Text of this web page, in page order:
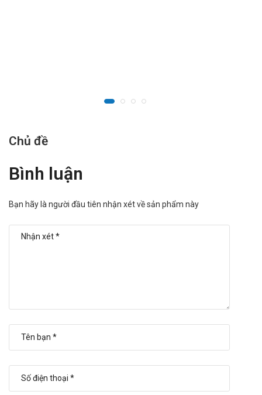
Empaone 25
Chủ đề
Bình luận
Bạn hãy là người đầu tiên nhận xét về sản phẩm này